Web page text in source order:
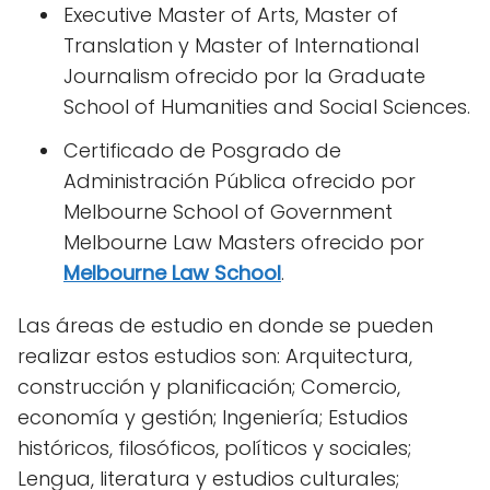
Executive Master of Arts, Master of
Translation y Master of International
Journalism ofrecido por la Graduate
School of Humanities and Social Sciences.
Certificado de Posgrado de
Administración Pública ofrecido por
Melbourne School of Government
Melbourne Law Masters ofrecido por
Melbourne Law School.
Las áreas de estudio en donde se pueden
realizar estos estudios son: Arquitectura,
construcción y planificación; Comercio,
economía y gestión; Ingeniería; Estudios
históricos, filosóficos, políticos y sociales;
Lengua, literatura y estudios culturales;